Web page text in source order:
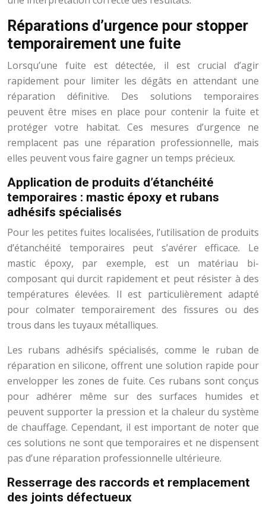
Réparations d’urgence pour stopper
temporairement une fuite
Lorsqu’une fuite est détectée, il est crucial d’agir
rapidement pour limiter les dégâts en attendant une
réparation définitive. Des solutions temporaires
peuvent être mises en place pour contenir la fuite et
protéger votre habitat. Ces mesures d’urgence ne
remplacent pas une réparation professionnelle, mais
elles peuvent vous faire gagner un temps précieux.
Application de produits d’étanchéité
temporaires : mastic époxy et rubans
adhésifs spécialisés
Pour les petites fuites localisées, l’utilisation de produits
d’étanchéité temporaires peut s’avérer efficace. Le
mastic époxy, par exemple, est un matériau bi-
composant qui durcit rapidement et peut résister à des
températures élevées. Il est particulièrement adapté
pour colmater temporairement des fissures ou des
trous dans les tuyaux métalliques.
Les rubans adhésifs spécialisés, comme le ruban de
réparation en silicone, offrent une solution rapide pour
envelopper les zones de fuite. Ces rubans sont conçus
pour adhérer même sur des surfaces humides et
peuvent supporter la pression et la chaleur du système
de chauffage. Cependant, il est important de noter que
ces solutions ne sont que temporaires et ne dispensent
pas d’une réparation professionnelle ultérieure.
Resserrage des raccords et remplacement
des joints défectueux